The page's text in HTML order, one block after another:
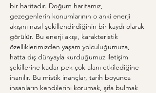
bir haritadır. Doğum haritamız,
gezegenlerin konumlarının o anki enerji
akışını nasıl şekillendirdiğinin bir kaydı olarak
görülür. Bu enerji akışı, karakteristik
özelliklerimizden yaşam yolculuğumuza,
hatta dış dünyayla kurduğumuz iletişim
şekillerine kadar pek çok alanı etkilediğine
inanılır. Bu mistik inançlar, tarih boyunca
insanların kendilerini korumak, şifa bulmak